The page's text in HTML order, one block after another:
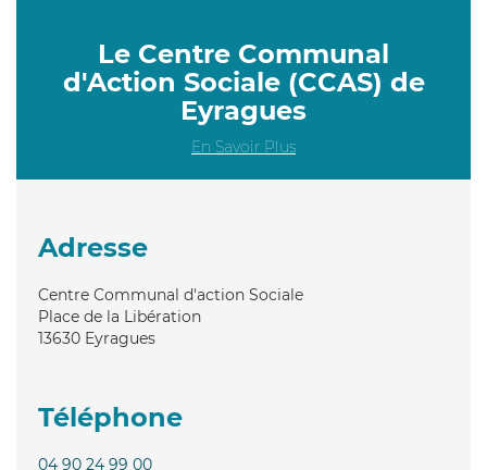
Le Centre Communal
d'Action Sociale (CCAS) de
Eyragues
En Savoir Plus
Adresse
Centre Communal d'action Sociale
Place de la Libération
13630 Eyragues
Téléphone
04 90 24 99 00